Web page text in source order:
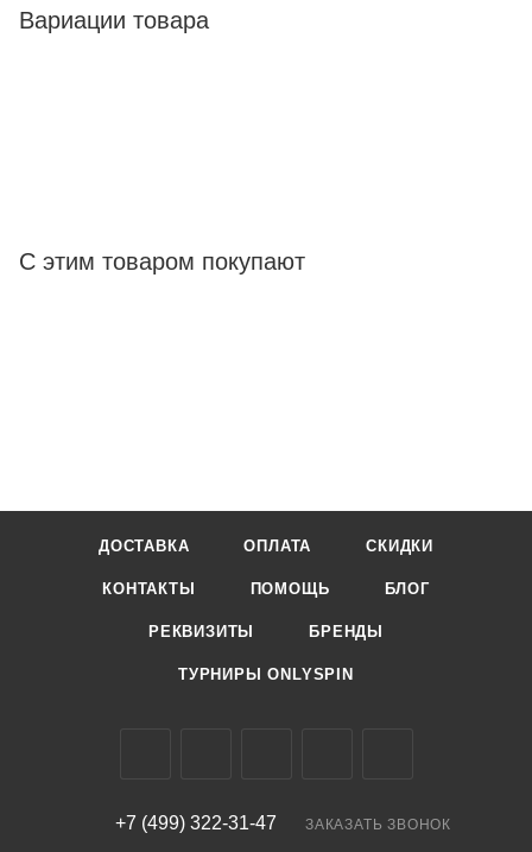
Вариации товара
С этим товаром покупают
ДОСТАВКА ОПЛАТА СКИДКИ
КОНТАКТЫ ПОМОЩЬ БЛОГ
РЕКВИЗИТЫ БРЕНДЫ
ТУРНИРЫ ONLYSPIN
+7 (499) 322-31-47 ЗАКАЗАТЬ ЗВОНОК